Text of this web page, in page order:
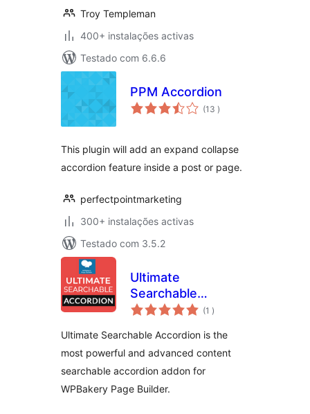
Troy Templeman
400+ instalações activas
Testado com 6.6.6
PPM Accordion
(13 classificações
)
This plugin will add an expand collapse
accordion feature inside a post or page.
perfectpointmarketing
300+ instalações activas
Testado com 3.5.2
Ultimate
Searchable
Accordion Lite –
Builder Addon
(1 classificações
)
Ultimate Searchable Accordion is the
most powerful and advanced content
searchable accordion addon for
WPBakery Page Builder.